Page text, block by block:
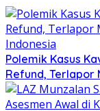
Polemik Kasus
Refund, Terlapor